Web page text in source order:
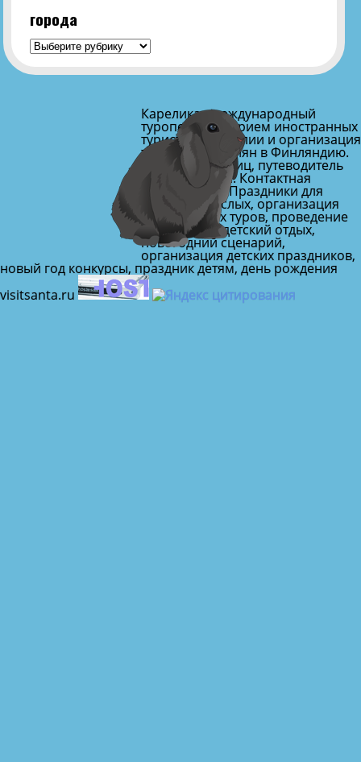
города
города
Карелика - международный
туроператор, Прием иностранных
туристов в Карелии и организация
туров для россиян в Финляндию.
Каталог гостиниц, путеводитель
по Финляндии. Контактная
информация. Праздники для
детей и взрослых, организация
праздничных туров, проведение
праздников, детский отдых,
новогодний сценарий,
организация детских праздников,
новый год конкурсы, праздник детям, день рождения
visitsanta.ru